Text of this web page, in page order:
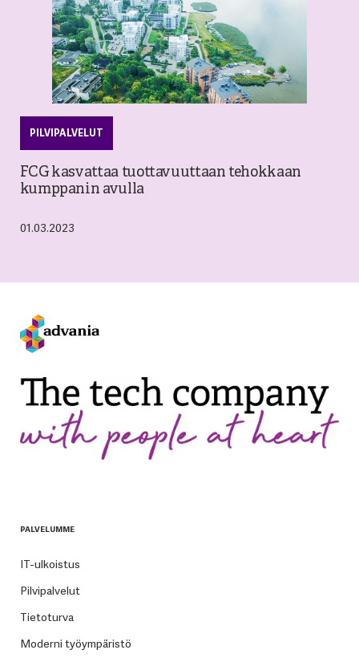
PILVIPALVELUT
FCG kasvattaa tuottavuuttaan tehokkaan
kumppanin avulla
01.03.2023
PALVELUMME
IT-ulkoistus
Pilvipalvelut
Tietoturva
Moderni työympäristö